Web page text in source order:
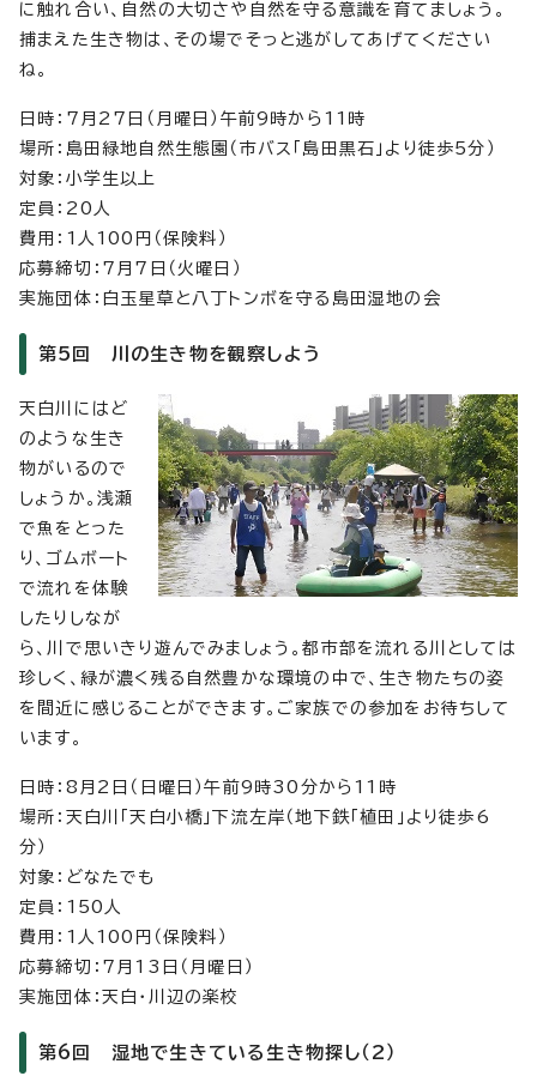
に触れ合い、自然の大切さや自然を守る意識を育てましょう。
捕まえた生き物は、その場でそっと逃がしてあげてください
ね。
日時：7月27日（月曜日）午前9時から11時
場所：島田緑地自然生態園（市バス「島田黒石」より徒歩5分）
対象：小学生以上
定員：20人
費用：1人100円（保険料）
応募締切：7月7日（火曜日）
実施団体：白玉星草と八丁トンボを守る島田湿地の会
第5回 川の生き物を観察しよう
天白川にはど
のような生き
物がいるので
しょうか。浅瀬
で魚をとった
り、ゴムボート
で流れを体験
したりしなが
ら、川で思いきり遊んでみましょう。都市部を流れる川としては
珍しく、緑が濃く残る自然豊かな環境の中で、生き物たちの姿
を間近に感じることができます。ご家族での参加をお待ちして
います。
日時：8月2日（日曜日）午前9時30分から11時
場所：天白川「天白小橋」下流左岸（地下鉄「植田」より徒歩6
分）
対象：どなたでも
定員：150人
費用：1人100円（保険料）
応募締切：7月13日（月曜日）
実施団体：天白・川辺の楽校
第6回 湿地で生きている生き物探し（2）